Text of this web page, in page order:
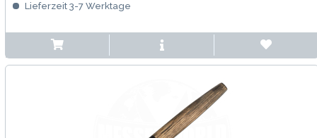
Lieferzeit 3-7 Werktage